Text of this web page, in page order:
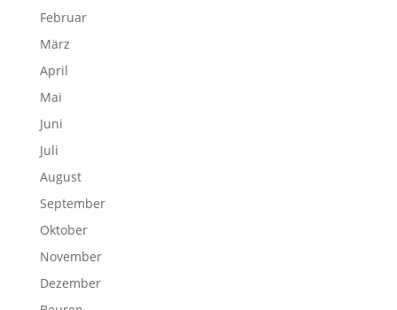
Februar
März
April
Mai
Juni
Juli
August
September
Oktober
November
Dezember